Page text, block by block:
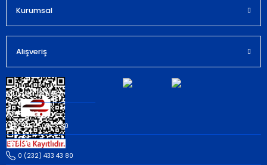
Kurumsal
Alışveriş
Müşteri İletişim
Whatsapp
(535) 503 43 80
Telefon
0 (232) 433 43 80